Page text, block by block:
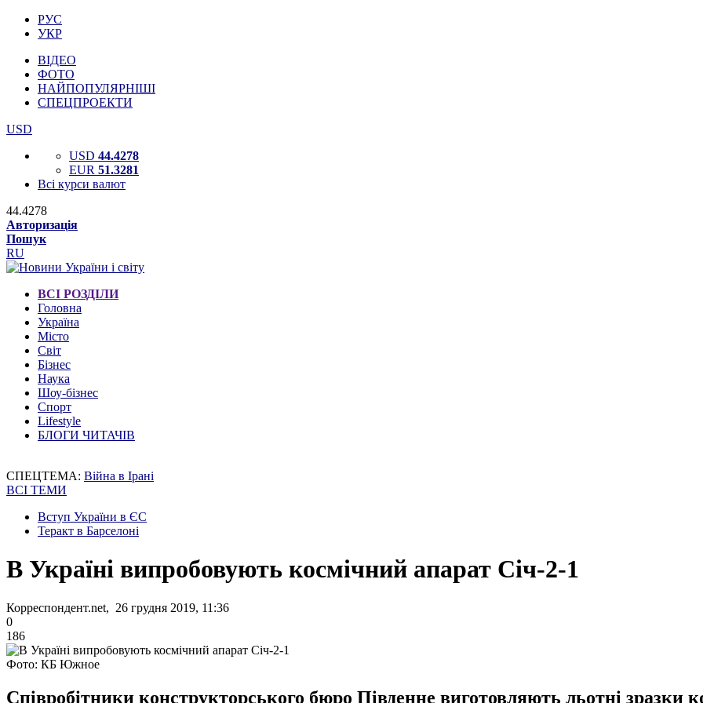
РУС
УКР
ВІДЕО
ФОТО
НАЙПОПУЛЯРНІШІ
СПЕЦПРОЕКТИ
USD
USD 44.4278
EUR 51.3281
Всі курси валют
44.4278
Авторизація
Пошук
RU
ВСІ РОЗДІЛИ
Головна
Україна
Місто
Світ
Бізнес
Наука
Шоу-бізнес
Спорт
Lifestyle
БЛОГИ ЧИТАЧІВ
СПЕЦТЕМА: Війна в Ірані
ВСІ ТЕМИ
Вступ України в ЄС
Теракт в Барселоні
В Україні випробовують космічний апарат Січ-2-1
Корреспондент.net, 26 грудня 2019, 11:36
0
186
Фото: КБ Южное
Співробітники конструкторського бюро Південне виготовляють льотні зразки